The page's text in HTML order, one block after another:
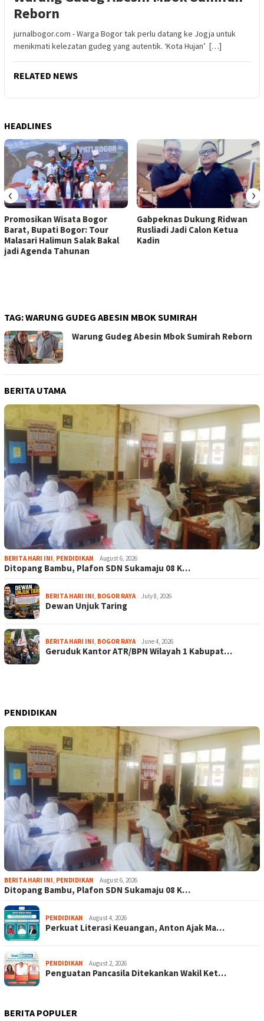
Reborn
jurnalbogor.com - Warga Bogor tak perlu datang ke Jogja untuk
menikmati kelezatan gudeg yang autentik. ‘Kota Hujan’ […]
RELATED NEWS
HEADLINES
Promosikan Wisata Bogor
Barat, Bupati Bogor: Tour
Malasari Halimun Salak Bakal
jadi Agenda Tahunan
Gabpeknas Dukung Ridwan
Rusliadi Jadi Calon Ketua
Kadin
‹ ›
TAG:WARUNG GUDEG ABESIN MBOK SUMIRAH
Warung Gudeg Abesin Mbok Sumirah Reborn
BERITA UTAMA
BERITA HARI INI, PENDIDIKAN August 6, 2026
Ditopang Bambu, Plafon SDN Sukamaju 08 K…
BERITA HARI INI, BOGOR RAYA July 8, 2026
Dewan Unjuk Taring
BERITA HARI INI, BOGOR RAYA June 4, 2026
Geruduk Kantor ATR/BPN Wilayah 1 Kabupat…
PENDIDIKAN
BERITA HARI INI, PENDIDIKAN August 6, 2026
Ditopang Bambu, Plafon SDN Sukamaju 08 K…
PENDIDIKAN August 4, 2026
Perkuat Literasi Keuangan, Anton Ajak Ma…
PENDIDIKAN August 2, 2026
Penguatan Pancasila Ditekankan Wakil Ket…
BERITA POPULER